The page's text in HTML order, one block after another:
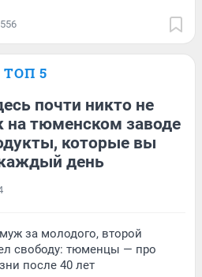
ТОП 5
почти никто не
на тюменском заводе
которые вы
день
за молодого, второй
свободу: тюменцы — про
после 40 лет